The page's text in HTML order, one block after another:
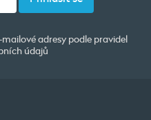
adresy podle pravidel
údajů